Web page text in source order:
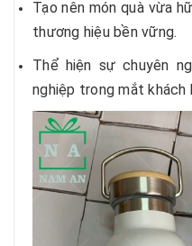
Tạo nên món quà vừa
thương hiệu bền vững.
Thể hiện sự chuyên
nghiệp trong mắt khách